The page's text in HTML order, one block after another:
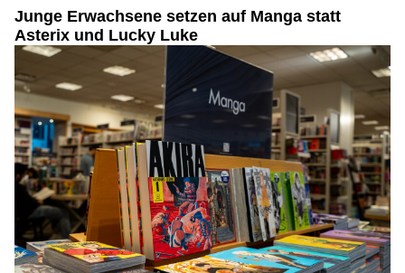
Junge Erwachsene setzen auf Manga statt
Asterix und Lucky Luke